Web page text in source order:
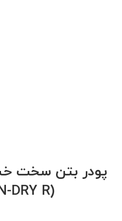
پودر بتن سخت
(ALEN-DRY R)